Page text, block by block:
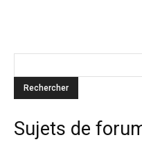
Sujets de